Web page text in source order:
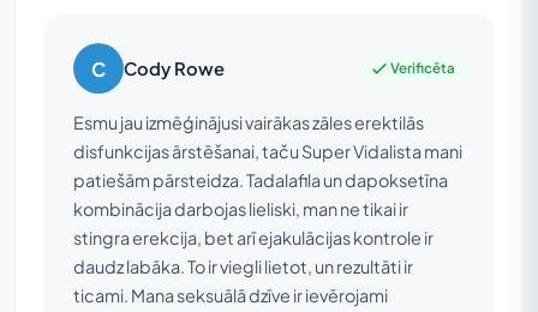
C Cody Rowe Verificēta
Esmu jau izmēģinājusi vairākas zāles erektilās
disfunkcijas ārstēšanai, taču Super Vidalista mani
patiešām pārsteidza. Tadalafila un dapoksetīna
kombinācija darbojas lieliski, man ne tikai ir
stingra erekcija, bet arī ejakulācijas kontrole ir
daudz labāka. To ir viegli lietot, un rezultāti ir
ticami. Mana seksuālā dzīve ir ievērojami